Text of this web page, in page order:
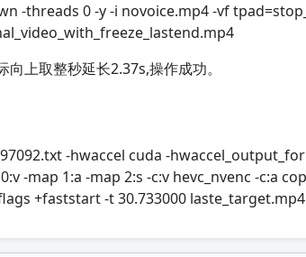
-threads 0 -y -i novoice.mp4 -vf
上取整秒延长2.37s,操作成功。
-hwaccel cuda -
-map 1:a -map 2:s -c:v hevc_nvenc -c:a
+faststart -t 30.733000 laste_target.mp4